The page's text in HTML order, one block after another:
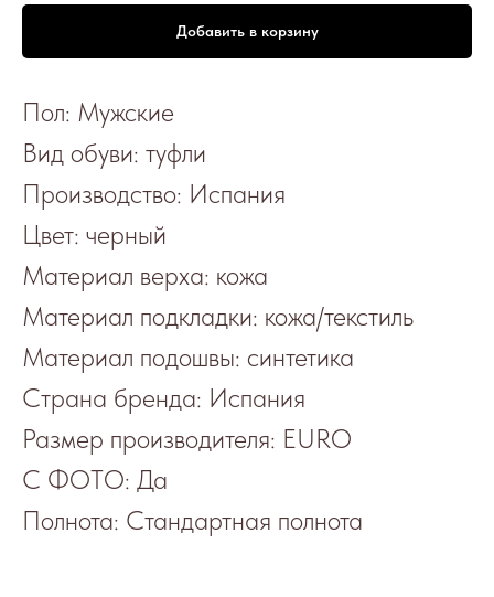
Добавить в корзину
Пол: Мужские
Вид обуви: туфли
Производство: Испания
Цвет: черный
Материал верха: кожа
Материал подкладки: кожа/текстиль
Материал подошвы: синтетика
Страна бренда: Испания
Размер производителя: EURO
С ФОТО: Да
Полнота: Стандартная полнота